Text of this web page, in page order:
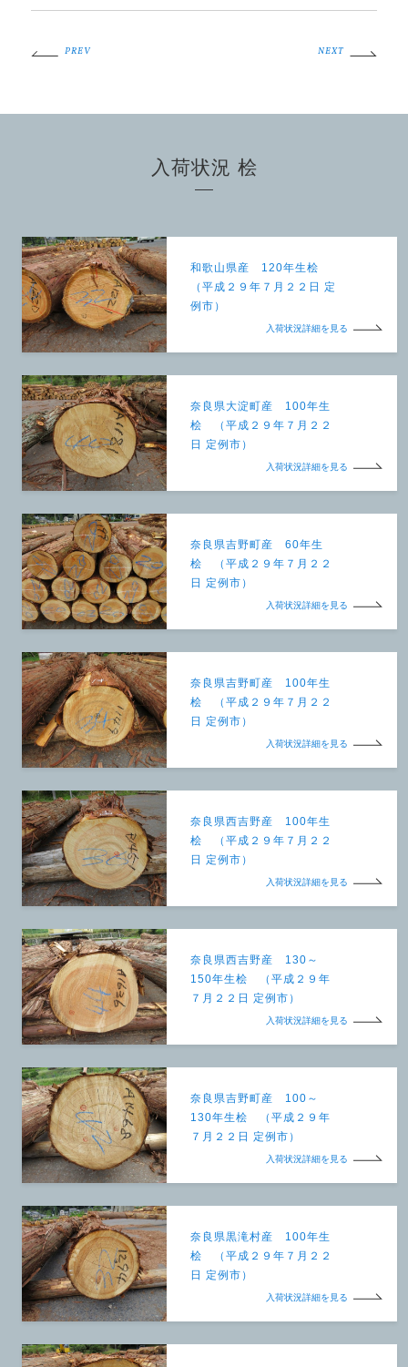
PREV NEXT
入荷状況 桧
和歌山県産 120年生桧
（平成２９年７月２２日 定
例市）
入荷状況詳細を見る
奈良県大淀町産 100年生
桧 （平成２９年７月２２
日 定例市）
入荷状況詳細を見る
奈良県吉野町産 60年生
桧 （平成２９年７月２２
日 定例市）
入荷状況詳細を見る
奈良県吉野町産 100年生
桧 （平成２９年７月２２
日 定例市）
入荷状況詳細を見る
奈良県西吉野産 100年生
桧 （平成２９年７月２２
日 定例市）
入荷状況詳細を見る
奈良県西吉野産 130～
150年生桧 （平成２９年
７月２２日 定例市）
入荷状況詳細を見る
奈良県吉野町産 100～
130年生桧 （平成２９年
７月２２日 定例市）
入荷状況詳細を見る
奈良県黒滝村産 100年生
桧 （平成２９年７月２２
日 定例市）
入荷状況詳細を見る